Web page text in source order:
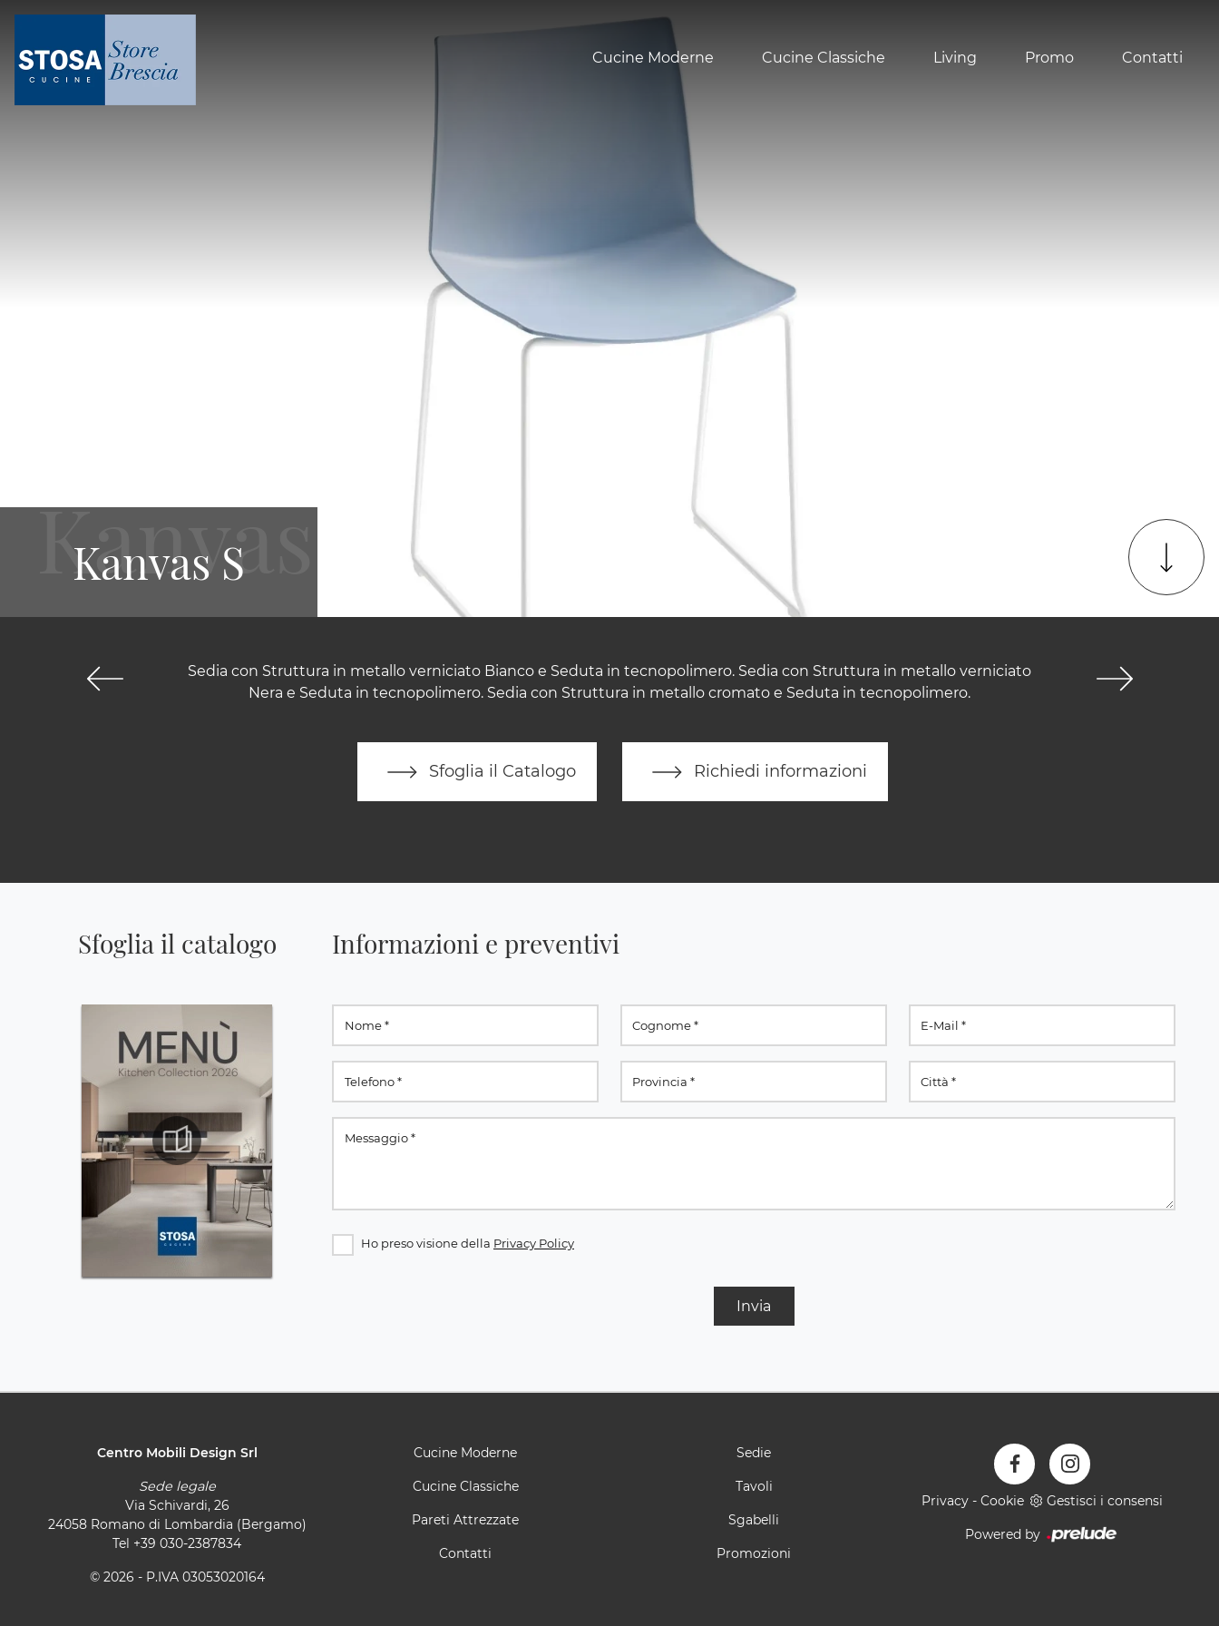
Cucine Moderne Cucine Classiche Living Promo Contatti
Sedia con Struttura in metallo verniciato Bianco e Seduta in tecnopolimero. Sedia con Struttura in metallo verniciato
Nera e Seduta in tecnopolimero. Sedia con Struttura in metallo cromato e Seduta in tecnopolimero.
Sfoglia il Catalogo Richiedi informazioni
Kanvas S
Sfoglia il catalogo Informazioni e preventivi
Ho preso visione della Privacy Policy
Invia
Centro Mobili Design Srl
Sede legale
Via Schivardi, 26
24058 Romano di Lombardia (Bergamo)
Tel +39 030-2387834
© 2026 - P.IVA 03053020164
Cucine Moderne
Cucine Classiche
Pareti Attrezzate
Contatti
Sedie
Tavoli
Sgabelli
Promozioni
Privacy - Cookie Gestisci i consensi
Powered by